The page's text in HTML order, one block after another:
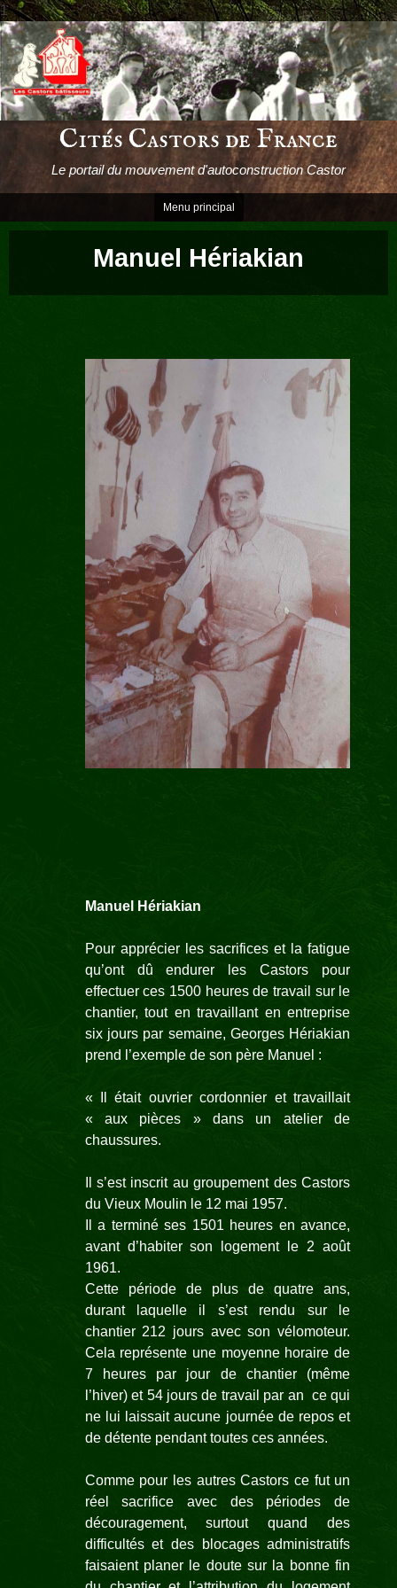
1
Passer
le
contenu
Cités Castors de France
Le portail du mouvement d'autoconstruction Castor
Menu principal
Manuel Hériakian
Manuel Hériakian
Pour apprécier les sacrifices et la fatigue
qu’ont dû endurer les Castors pour
effectuer ces 1500 heures de travail sur le
chantier, tout en travaillant en entreprise
six jours par semaine, Georges Hériakian
prend l’exemple de son père Manuel :
« Il était ouvrier cordonnier et travaillait
« aux pièces » dans un atelier de
chaussures.
Il s’est inscrit au groupement des Castors
du Vieux Moulin le 12 mai 1957.
Il a terminé ses 1501 heures en avance,
avant d’habiter son logement le 2 août
1961.
Cette période de plus de quatre ans,
durant laquelle il s’est rendu sur le
chantier 212 jours avec son vélomoteur.
Cela représente une moyenne horaire de
7 heures par jour de chantier (même
l’hiver) et 54 jours de travail par an ce qui
ne lui laissait aucune journée de repos et
de détente pendant toutes ces années.
Comme pour les autres Castors ce fut un
réel sacrifice avec des périodes de
découragement, surtout quand des
difficultés et des blocages administratifs
faisaient planer le doute sur la bonne fin